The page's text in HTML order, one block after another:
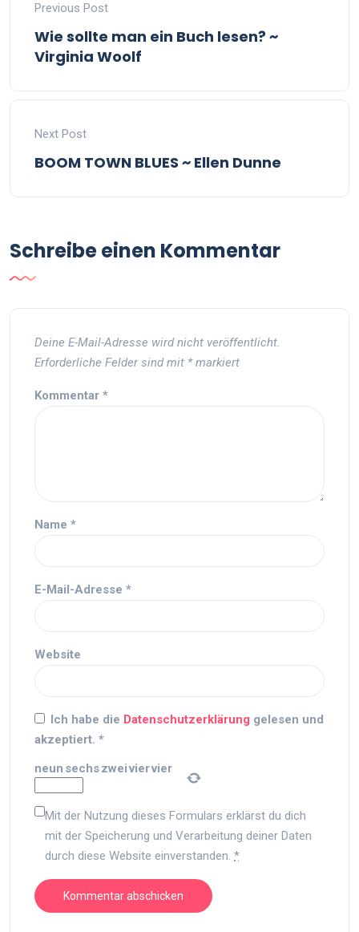
Previous Post
Wie sollte man ein Buch lesen? ~
Virginia Woolf
Next Post
BOOM TOWN BLUES ~ Ellen Dunne
Schreibe einen Kommentar
Deine E-Mail-Adresse wird nicht veröffentlicht.
Erforderliche Felder sind mit *markiert
Kommentar *
Name *
E-Mail-Adresse *
Website
Ich habe die Datenschutzerklärung gelesen und
akzeptiert. *
neun sechszweiviervier
Mit der Nutzung dieses Formulars erklärst du dich
mit der Speicherung und Verarbeitung deiner Daten
durch diese Website einverstanden. *